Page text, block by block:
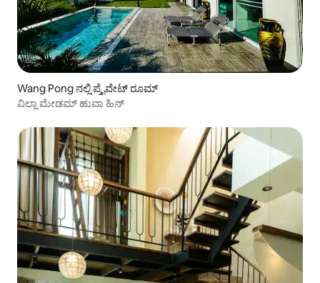
Wang Pong ನಲ್ಲಿ ಪ್ರೈವೇಟ್ ರೂಮ್
ವಿಲ್ಲಾ ಮೇಡಮ್ ಹುವಾ ಹಿನ್